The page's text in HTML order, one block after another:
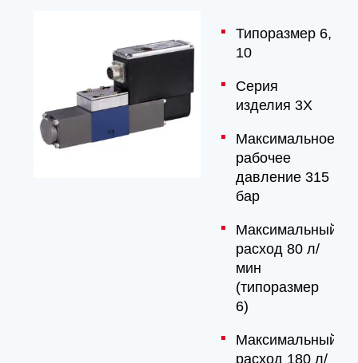
Типоразмер 6,
10
Серия
изделия 3X
Максимальное
рабочее
давление 315
бар
Максимальный
расход 80 л/
мин
(типоразмер
6)
Максимальный
расход 180 л/